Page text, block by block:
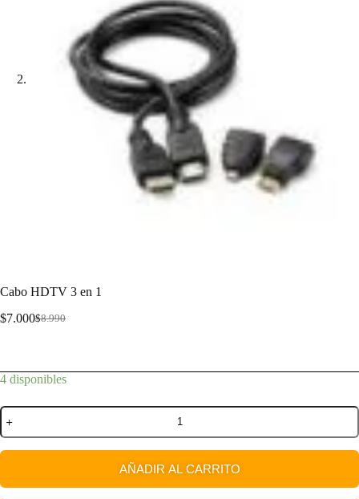
Cabo HDTV 3 en 1
$8.990
$7.000
4 disponibles
AÑADIR AL CARRITO